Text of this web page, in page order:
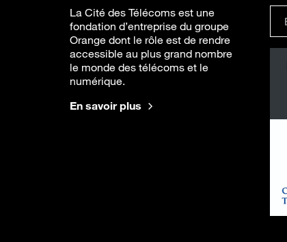
La Cité des Télécoms est une
fondation d’entreprise du groupe
Orange dont le rôle est de rendre
accessible au plus grand nombre
le monde des télécoms et le
numérique.
En savoir plus